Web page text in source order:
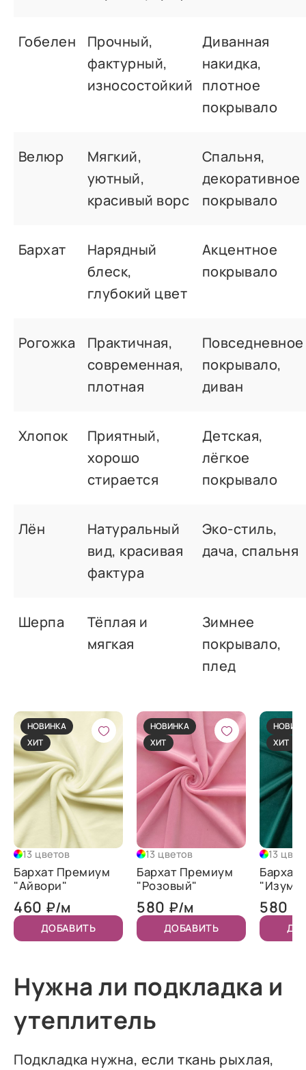
Гобелен
Прочный,
фактурный,
износостойкий
Диванная
накидка,
плотное
покрывало
Велюр
Мягкий,
уютный,
красивый ворс
Спальня,
декоративное
покрывало
Бархат
Нарядный
блеск,
глубокий цвет
Акцентное
покрывало
Рогожка
Практичная,
современная,
плотная
Повседневное
покрывало,
диван
Хлопок
Приятный,
хорошо
стирается
Детская,
лёгкое
покрывало
Лён
Натуральный
вид, красивая
фактура
Эко-стиль,
дача, спальня
Шерпа
Тёплая и
мягкая
Зимнее
покрывало,
плед
НОВИНКА
ХИТ
13 цветов
Бархат Премиум
"Айвори"
460 ₽/м
ДОБАВИТЬ
НОВИНКА
ХИТ
13 цветов
Бархат Премиум
"Розовый"
580 ₽/м
ДОБАВИТЬ
ХИТ
13
580
Нужна ли подкладка и
утеплитель
Подкладка нужна, если ткань рыхлая,